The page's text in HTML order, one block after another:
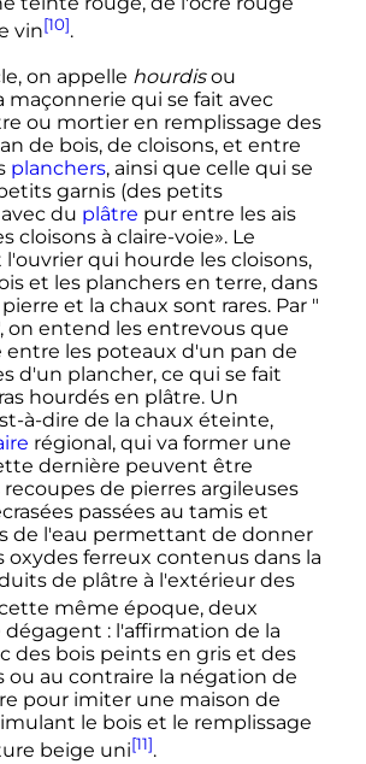
vin[10].
, on appelle hourdisou
maçonnerie qui se fait avec
ou mortier en remplissage des
de bois, de cloisons, et entre
planchers, ainsi que celle qui se
garnis (des petits
du plâtre pur entre les ais
cloisons à claire-voie». Le
l'ouvrier qui hourde les cloisons,
et les planchers en terre, dans
et la chaux sont rares. Par "
on entend les entrevous que
entre les poteaux d'un pan de
d'un plancher, ce qui se fait
hourdés en plâtre. Un
à-dire de la chaux éteinte,
régional, qui va former une
dernière peuvent être
de pierres argileuses
passées au tamis et
de l'eau permettant de donner
oxydes ferreux contenus dans la
de plâtre à l'extérieur des
cette même époque, deux
dégagent : l'affirmation de la
des bois peints en gris et des
ou au contraire la négation de
pour imiter une maison de
le bois et le remplissage
beige uni[11].